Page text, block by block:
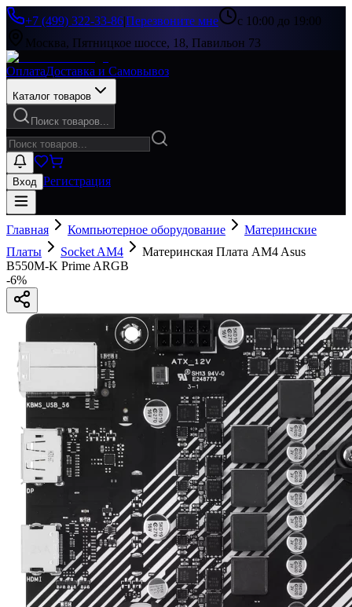
+7 (499) 322-33-86|Перезвоните мне
с 10:00 до 19:00
Москва, Пятницкое шоссе, 18, Павильон 73
ОплатаДоставка и Самовывоз
Каталог товаров
Поиск товаров...
Вход Регистрация
Главная Компьютерное оборудование
Материнские
Платы
Socket AM4
Материнская Плата AM4 Asus
B550M-K Prime ARGB
-6%